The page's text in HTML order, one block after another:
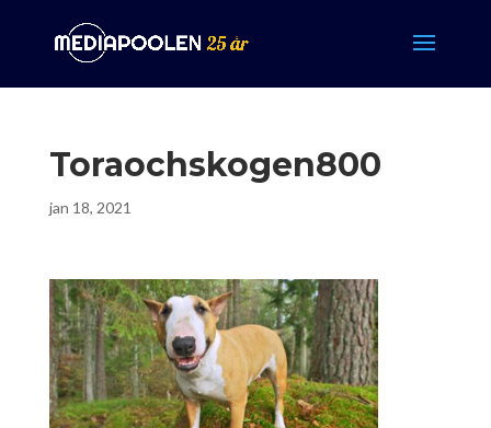
Toraochskogen800
jan 18, 2021